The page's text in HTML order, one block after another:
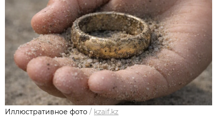
Иллюстративное фото / kzaif.kz